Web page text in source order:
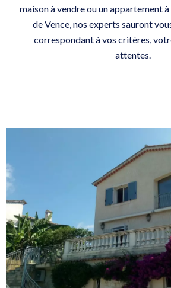
maison à vendre ou un appartement
de Vence, nos experts sauront
correspondant à vos critères,
attentes.